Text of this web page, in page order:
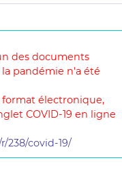
des documents
pandémie n'a été
format électronique,
COVID-19 en ligne
238/covid-19/